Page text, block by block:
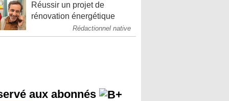
Réussir un projet de
rénovation énergétique
Rédactionnel native
aux abonnés